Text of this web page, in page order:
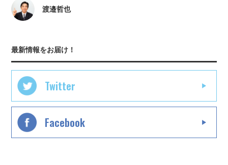
渡邉哲也
最新情報をお届け！
Twitter
Facebook